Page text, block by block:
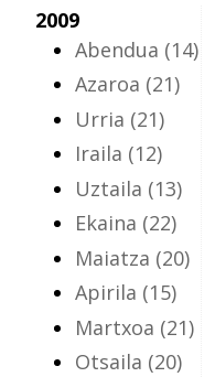
2009
Abendua (14)
Azaroa (21)
Urria (21)
Iraila (12)
Uztaila (13)
Ekaina (22)
Maiatza (20)
Apirila (15)
Martxoa (21)
Otsaila (20)